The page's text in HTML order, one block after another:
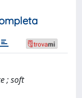
; soft